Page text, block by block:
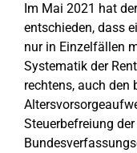
Im Mai 2021 hat
entschieden, dass
nur in Einzelfällen
Systematik der
rechtens, auch den
Steuerbefreiung